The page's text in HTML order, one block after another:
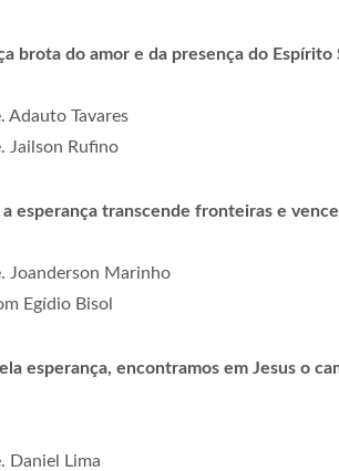
brota do amor e da presença do Espírito
Adauto Tavares
Jailson Rufino
a esperança transcende fronteiras e
Joanderson Marinho
Egídio Bisol
esperança, encontramos em Jesus o
Daniel Lima